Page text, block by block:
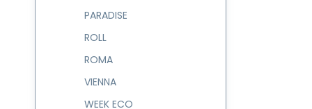
PARADISE
ROLL
ROMA
VIENNA
WEEK ECO